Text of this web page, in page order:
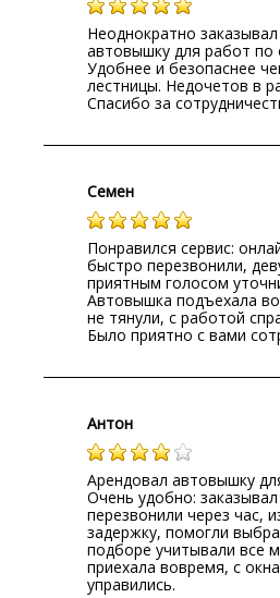
Неоднократно заказывал
автовышку для работ по
Удобнее и безопаснее
лестницы. Недочетов в
Спасибо за
Семен
Понравился сервис:
быстро перезвонили,
приятным голосом
Автовышка подъехала
не тянули, с работой
Было приятно с вами
Антон
Арендовал автовышку
Очень удобно: заказывал
перезвонили через час,
задержку, помогли
подборе учитывали все
приехала вовремя, с
управились.